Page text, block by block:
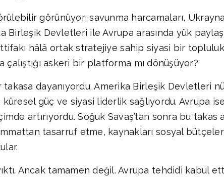
görünüyor: savunma harcamaları,
Birleşik Devletleri ile Avrupa arasında yük
hâlâ ortak stratejiye sahip siyasi bir
askeri bir platforma mı dönüşüyor?
takasa dayanıyordu. Amerika Birleşik Devletleri
güç ve siyasi liderlik sağlıyordu. Avrupa
artırıyordu. Soğuk Savaş’tan sonra bu takas
tasarruf etme, kaynakları sosyal
Ancak tamamen değil. Avrupa tehdidi kabul